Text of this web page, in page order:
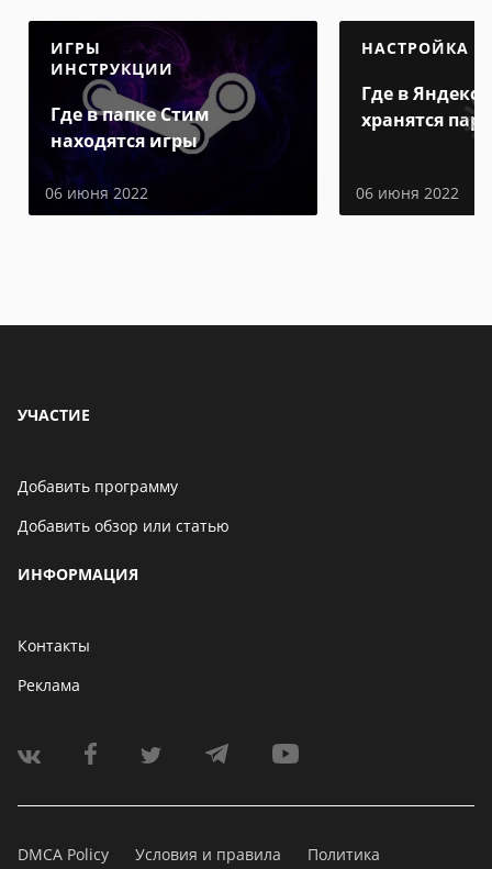
ИГРЫ
ИНСТРУКЦИИ
Где в папке Стим
находятся игры
06 июня 2022
НАСТРОЙКА
Где в Яндекс
хранятся
06 июня 2022
УЧАСТИЕ
Добавить программу
Добавить обзор или статью
ИНФОРМАЦИЯ
Контакты
Реклама
DMCA Policy Условия и правила Политика